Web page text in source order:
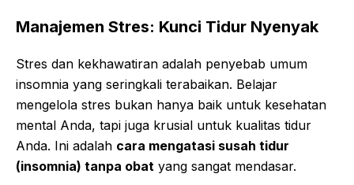
Manajemen Stres: Kunci Tidur Nyenyak
Stres dan kekhawatiran adalah penyebab umum
insomnia yang seringkali terabaikan. Belajar
mengelola stres bukan hanya baik untuk kesehatan
mental Anda, tapi juga krusial untuk kualitas tidur
Anda. Ini adalah cara mengatasi susah tidur
(insomnia) tanpa obat yang sangat mendasar.